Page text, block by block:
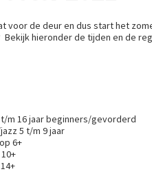
voor de deur en dus start het
Bekijk hieronder de tijden en de
6 t/m 16 jaar beginners/
Street/jazz 5 t/m
uur Breakhop
uur Hiphop
uur Zumba 14+